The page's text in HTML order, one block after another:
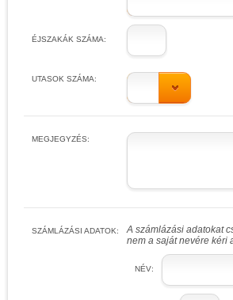
ÉJSZAKÁK SZÁMA:
UTASOK SZÁMA:
MEGJEGYZÉS:
SZÁMLÁZÁSI ADATOK:
A számlázási adatokat
nem a saját nevére kéri
NÉV: